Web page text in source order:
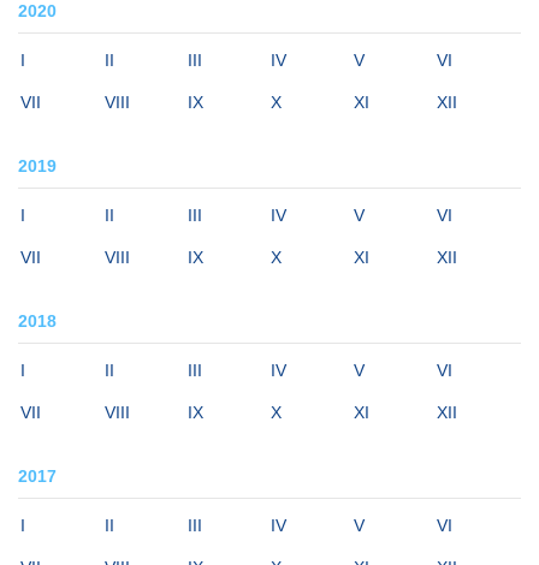
2020
I II III IV V VI
VII VIII IX X XI XII
2019
I II III IV V VI
VII VIII IX X XI XII
2018
I II III IV V VI
VII VIII IX X XI XII
2017
I II III IV V VI